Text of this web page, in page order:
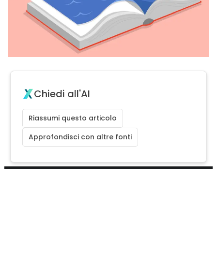
Chiedi all'AI
Riassumi questo articolo
Approfondisci con altre fonti